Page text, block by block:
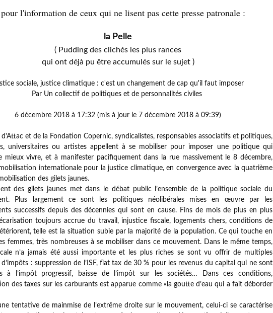
l'information de ceux qui ne lisent pas cette presse patronale :
la Pelle
( Pudding des clichés les plus rances
qui ont déjà pu être accumulés sur le sujet )
sociale, justice climatique : c'est un changement de cap qu'il faut imposer
Par Un collectif de politiques et de personnalités civiles
6 décembre 2018 à 17:32 (mis à jour le 7 décembre 2018 à 09:39)
et de la Fondation Copernic, syndicalistes, responsables associatifs et politiques,
universitaires ou artistes appellent à se mobiliser pour imposer une politique qui
mieux vivre, et à manifester pacifiquement dans la rue massivement le 8 décembre,
internationale pour la justice climatique, en convergence avec la quatrième
des gilets jaunes.
des gilets jaunes met dans le débat public l’ensemble de la politique sociale du
Plus largement ce sont les politiques néolibérales mises en œuvre par les
successifs depuis des décennies qui sont en cause. Fins de mois de plus en plus
toujours accrue du travail, injustice fiscale, logements chers, conditions de
telle est la situation subie par la majorité de la population. Ce qui touche en
femmes, très nombreuses à se mobiliser dans ce mouvement. Dans le même temps,
n’a jamais été aussi importante et les plus riches se sont vu offrir de multiples
d’impôts : suppression de l’ISF, flat tax de 30 % pour les revenus du capital qui ne sont
à l’impôt progressif, baisse de l’impôt sur les sociétés… Dans ces conditions,
des taxes sur les carburants est apparue comme «la goutte d’eau qui a fait déborder
tentative de mainmise de l’extrême droite sur le mouvement, celui-ci se caractérise